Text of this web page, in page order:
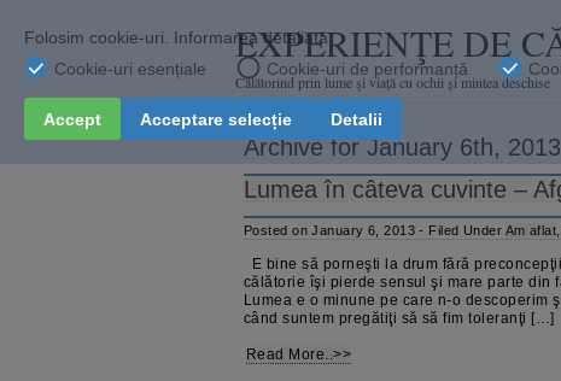
EXPERIENŢE DE
Călătorind prin lume şi viaţă cu ochii și mintea deschise
Archive for January 6th, 2013
Lumea în câteva cuvinte –
Posted on January 6, 2013 - Filed Under Am aflat
E bine să porneşti la drum fără
călătorie îşi pierde sensul şi mare parte din
Lumea e o minune pe care n-o descoperim
când suntem pregătiţi să să fim toleranţi […]
Read More..>>